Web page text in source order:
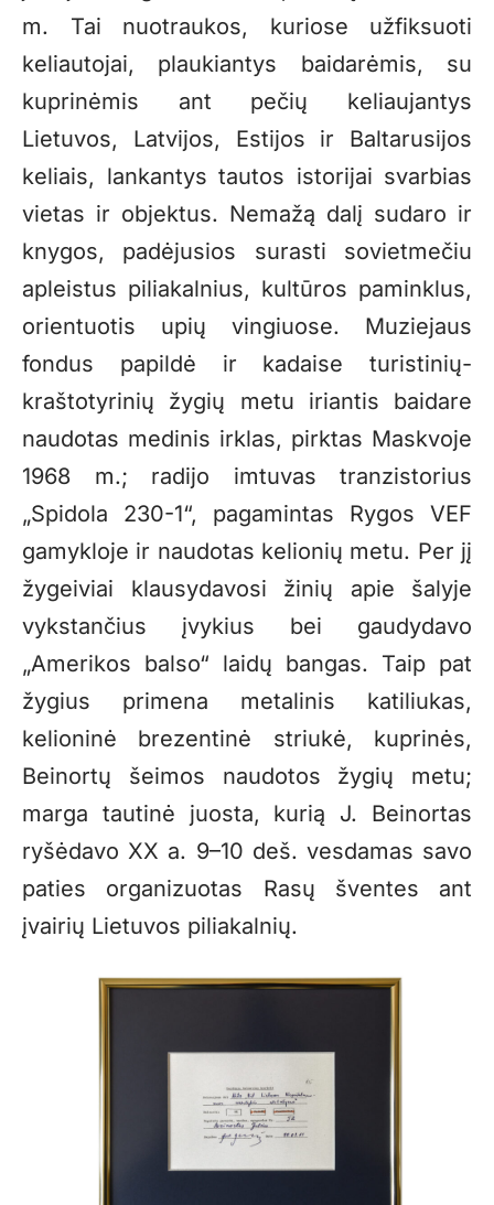
m. Tai nuotraukos, kuriose užfiksuoti
keliautojai, plaukiantys baidarėmis, su
kuprinėmis ant pečių keliaujantys
Lietuvos, Latvijos, Estijos ir Baltarusijos
keliais, lankantys tautos istorijai svarbias
vietas ir objektus. Nemažą dalį sudaro ir
knygos, padėjusios surasti sovietmečiu
apleistus piliakalnius, kultūros paminklus,
orientuotis upių vingiuose. Muziejaus
fondus papildė ir kadaise turistinių-
kraštotyrinių žygių metu iriantis baidare
naudotas medinis irklas, pirktas Maskvoje
1968 m.; radijo imtuvas tranzistorius
„Spidola 230-1“, pagamintas Rygos VEF
gamykloje ir naudotas kelionių metu. Per jį
žygeiviai klausydavosi žinių apie šalyje
vykstančius įvykius bei gaudydavo
„Amerikos balso“ laidų bangas. Taip pat
žygius primena metalinis katiliukas,
kelioninė brezentinė striukė, kuprinės,
Beinortų šeimos naudotos žygių metu;
marga tautinė juosta, kurią J. Beinortas
ryšėdavo XX a. 9–10 deš. vesdamas savo
paties organizuotas Rasų šventes ant
įvairių Lietuvos piliakalnių.